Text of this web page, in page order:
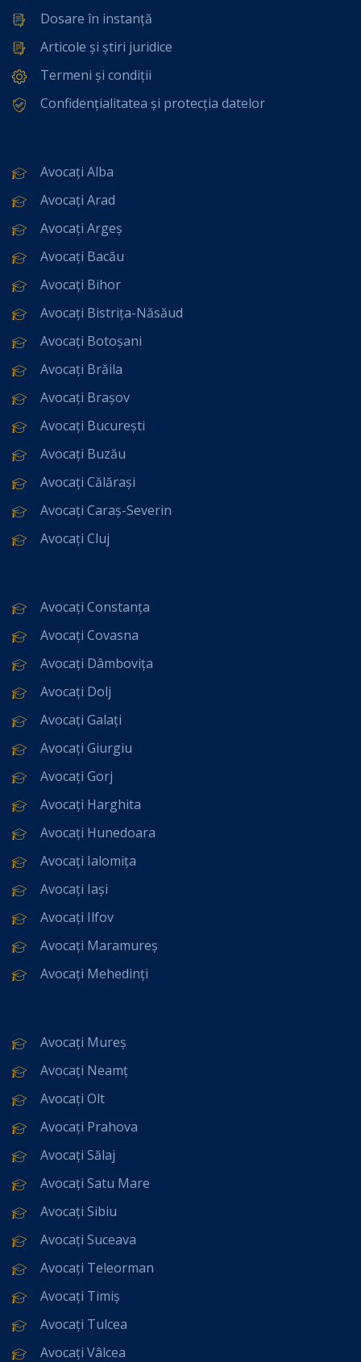
Dosare în instanță
Articole și știri juridice
Termeni și condiții
Confidențialitatea și protecția datelor
Avocați Alba
Avocați Arad
Avocați Argeș
Avocați Bacău
Avocați Bihor
Avocați Bistrița-Năsăud
Avocați Botoșani
Avocați Brăila
Avocați Brașov
Avocați București
Avocați Buzău
Avocați Călărași
Avocați Caraș-Severin
Avocați Cluj
Avocați Constanța
Avocați Covasna
Avocați Dâmbovița
Avocați Dolj
Avocați Galați
Avocați Giurgiu
Avocați Gorj
Avocați Harghita
Avocați Hunedoara
Avocați Ialomița
Avocați Iași
Avocați Ilfov
Avocați Maramureș
Avocați Mehedinți
Avocați Mureș
Avocați Neamț
Avocați Olt
Avocați Prahova
Avocați Sălaj
Avocați Satu Mare
Avocați Sibiu
Avocați Suceava
Avocați Teleorman
Avocați Timiș
Avocați Tulcea
Avocați Vâlcea